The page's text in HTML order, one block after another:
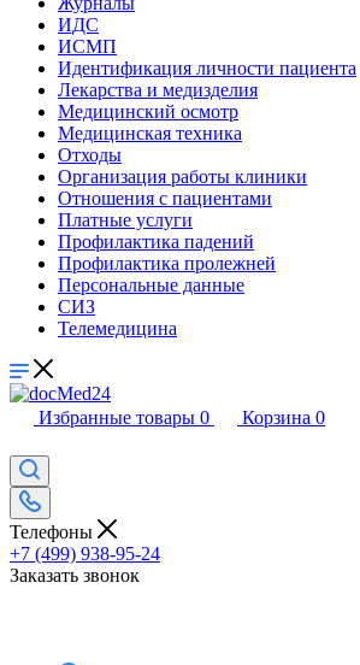
ИДС
ИСМП
Идентификация личности пациента
Лекарства и медизделия
Медицинский осмотр
Медицинская техника
Отходы
Организация работы клиники
Отношения с пациентами
Платные услуги
Профилактика падений
Профилактика пролежней
Персональные данные
СИЗ
Телемедицина
Избранные товары 0 Корзина 0
Телефоны
+7 (499) 938-95-24
Заказать звонок